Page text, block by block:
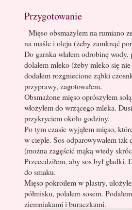
Przygotowanie
Mięso obsmażyłem na rumiano
na maśle i oleju (żeby zamknąć
Do garnka wlałem odrobinę
dolałem mleko (żeby mleko się
dodałem rozgniecione ząbki
przyprawy, zagotowałem.
Obsmażone mięso oprószyłem
włożyłem do wrzącego mleka.
przykryciem około godziny.
Po tym czasie wyjąłem mięso,
w cieple. Sos odparowywałem tak
(można zagęścić mąką wtedy
Przecedziłem, aby sos był gładki.
do smaku.
Mięso pokroiłem w plastry,
półmisku, polałem sosem.
ziemniakami i buraczkami.